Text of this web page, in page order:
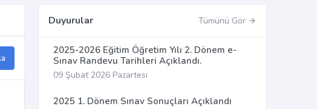
Duyurular Tümünü Gör
2025-2026 Eğitim Öğretim Yılı 2. Dönem e-
Sınav Randevu Tarihleri Açıklandı.
09 Şubat 2026 Pazartesi
2025 1. Dönem Sınav Sonuçları Açıklandı